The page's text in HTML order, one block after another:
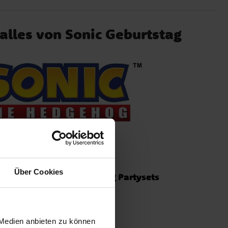
Über Cookies
anbieten zu können
von Sonic Geburtstag
Kindergeburtstag Partysets